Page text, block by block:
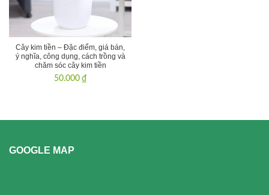
Cây kim tiền – Đặc điểm, giá bán,
ý nghĩa, công dụng, cách trồng và
chăm sóc cây kim tiền
50.000 ₫
GOOGLE MAP